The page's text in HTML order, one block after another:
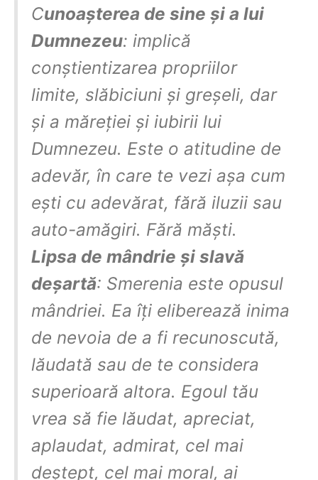
Cunoașterea de sine și a lui
Dumnezeu: implică
conștientizarea propriilor
limite, slăbiciuni și greșeli, dar
și a măreției și iubirii lui
Dumnezeu. Este o atitudine de
adevăr, în care te vezi așa cum
ești cu adevărat, fără iluzii sau
auto-amăgiri. Fără măști.
Lipsa de mândrie și slavă
deșartă: Smerenia este opusul
mândriei. Ea îți eliberează inima
de nevoia de a fi recunoscută,
lăudată sau de te considera
superioară altora. Egoul tău
vrea să fie lăudat, apreciat,
aplaudat, admirat, cel mai
deștept, cel mai moral, ai